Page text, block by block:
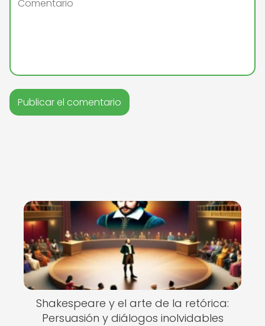
Nuevo
Shakespeare y el arte de la retórica:
Persuasión y diálogos inolvidables